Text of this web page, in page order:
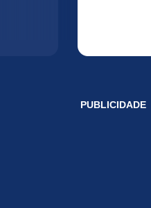
PUBLICIDADE